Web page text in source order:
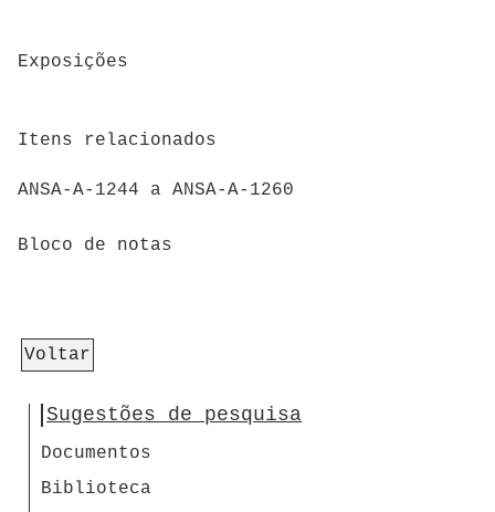
Exposições
Itens relacionados
ANSA-A-1244 a ANSA-A-1260
Bloco de notas
Voltar
Sugestões de pesquisa
Documentos
Biblioteca